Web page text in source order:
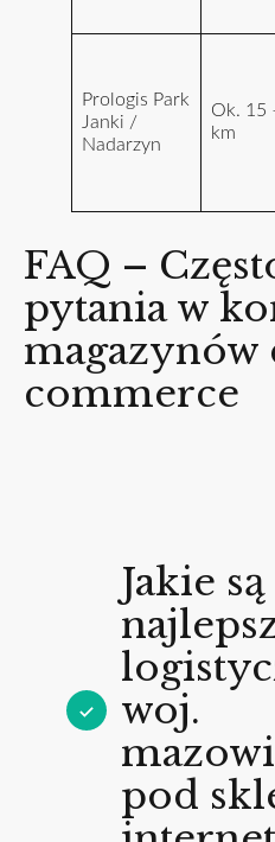
Prologis Park
Janki /
Nadarzyn
Ok. 15
km
FAQ –
pytania w
magazynów
commerce
Jakie są
woj.
pod